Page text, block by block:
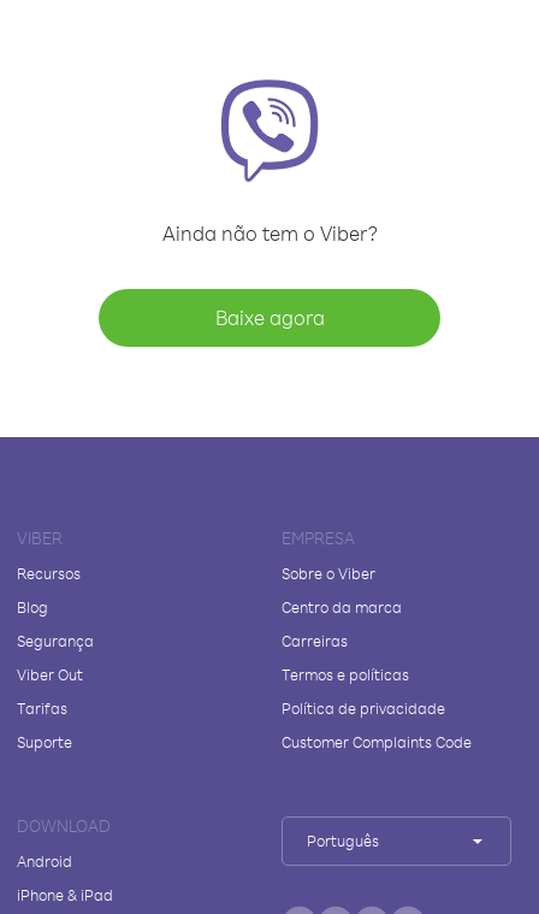
Ainda não tem o Viber?
Baixe agora
VIBER
Recursos
Blog
Segurança
Viber Out
Tarifas
Suporte
EMPRESA
Sobre o Viber
Centro da marca
Carreiras
Termos e políticas
Política de privacidade
Customer Complaints Code
DOWNLOAD
Android
iPhone & iPad
Português